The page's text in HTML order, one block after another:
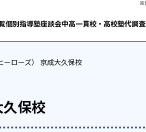
個別指導塾座談会中高一貫校・高校塾代調査
ーローズ） 京成大久保校
保校